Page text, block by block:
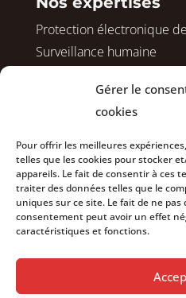
Gérer le
cookies
Pour offrir les meilleures
telles que les cookies pour stocker
appareils. Le fait de consentir à ces
traiter des données telles que le
uniques sur ce site. Le fait de ne
consentement peut avoir un effet
caractéristiques et fonctions.
Protection électronique
Surveillance humaine
Sécurisation avant
Surveillance de vos
Sécurisation de vos
Nous rejoindre
Actualités